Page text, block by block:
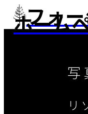
フォ
ホーム
写
リ